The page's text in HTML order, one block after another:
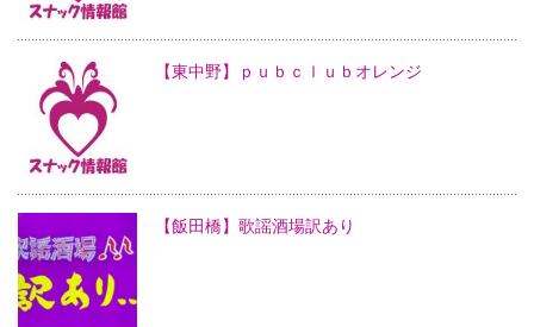
【東中野】ｐｕｂｃｌｕｂオレンジ
【飯田橋】歌謡酒場訳あり